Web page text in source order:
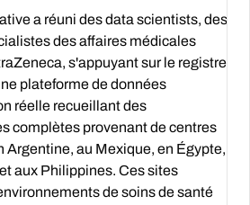
a réuni des data scientists, des
des affaires médicales
s'appuyant sur le registre
plateforme de données
réelle recueillant des
complètes provenant de centres
Argentine, au Mexique, en Égypte,
aux Philippines. Ces sites
de soins de santé